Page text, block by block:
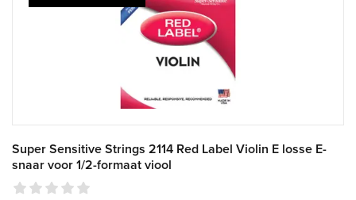
Super Sensitive Strings 2114 Red Label Violin E losse E-
snaar voor 1/2-formaat viool